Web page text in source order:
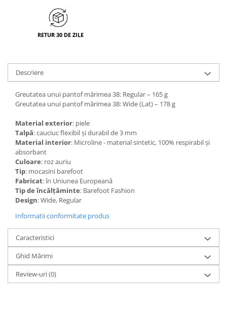
RETUR 30 DE ZILE
Descriere
Greutatea unui pantof mărimea 38: Regular – 165 g
Greutatea unui pantof mărimea 38: Wide (Lat) – 178 g
Material exterior: piele
Talpă: cauciuc flexibil și durabil de 3 mm
Material interior: Microline - material sintetic, 100% respirabil și
absorbant
Culoare: roz auriu
Tip: mocasini barefoot
Fabricat: în Uniunea Europeană
Tip de încălțăminte: Barefoot Fashion
Design: Wide, Regular
Informatii conformitate produs
Caracteristici
Ghid Mărimi
Review-uri(0)